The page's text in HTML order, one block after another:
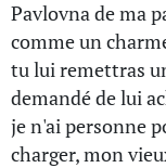
Pavlovna de ma
comme un
tu lui remettras
demandé de lui
je n'ai personne
charger, mon